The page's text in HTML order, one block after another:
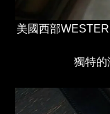
美國西部
獨特的